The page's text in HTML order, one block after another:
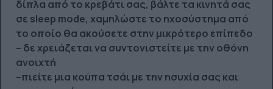
δίπλα από το κρεβάτι σας, βάλτε τα κινητά σας
σε sleep mode, χαμηλώστε το ηχοσύστημα από
το οποίο θα ακούσετε στην μικρότερο επίπεδο
– δε χρειάζεται να συντονιστείτε με την οθόνη
ανοιχτή
–πιείτε μια κούπα τσάι με την ησυχία σας και